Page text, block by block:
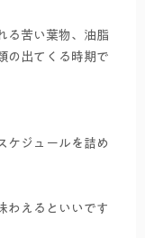
る苦い葉物、油脂
の出てくる時期で
ケジュールを詰め
わえるといいです